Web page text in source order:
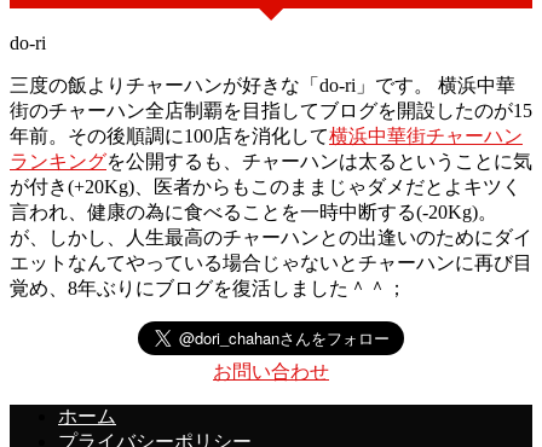
do-ri
三度の飯よりチャーハンが好きな「do-ri」です。 横浜中華
街のチャーハン全店制覇を目指してブログを開設したのが15
年前。その後順調に100店を消化して横浜中華街チャーハン
ランキングを公開するも、チャーハンは太るということに気
が付き(+20Kg)、医者からもこのままじゃダメだとよキツく
言われ、健康の為に食べることを一時中断する(-20Kg)。
が、しかし、人生最高のチャーハンとの出逢いのためにダイ
エットなんてやっている場合じゃないとチャーハンに再び目
覚め、8年ぶりにブログを復活しました＾＾；
お問い合わせ
ホーム
プライバシーポリシー